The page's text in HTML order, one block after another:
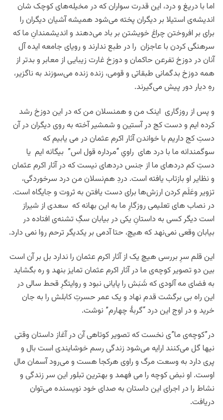
اما با دریغ و درد، این قدرت سواران که در مخیله‌های کوچک شان
اندیشه‌ی استیلا بر دیگران پخته می‌شود همیشه آشیان دیگران را
برای بر افروختن چراغ خویشتن بر باد می‌دهند و اندیشمندانِ ما که
سرهنگی کردن با عاجزان را در طبع ندارند و رویای جامعه ایده آل
آنان در دوزخ تفرعن حاکمان و دوزخ غارت زیبایی از معابر و بدتر از
همه دوزخ بدگمانی طبقاتی و قومی، زنده زنده می‌سوزند به ناگزیر،
رهِ دیار دور پیش می‌گیرند.
و پس از روزگاری اینک من و همنسلان من که در این دوزخ رشد
کرده ایم و دست کج در آستین و شمشیر آخته به روی دیگران در آن
دستِ کج داریم با خواندن آثار اکرم عثمان در می یابیم که
سوگمندانه ما با درد های راویِ “مرداره قول اس” بیگانه ایم یا
دستِ کم درد‌های ما از جنس دردهای نیست که در آثار اکرم عثمان
و نظایر او بازتاب یافته است. دردِ هم‌نسلان من درد سرخوردگی،
تزویر وعَلَم کردن ارزش‌ها برای دست یافتن به ثروت و جایگاه است.
در نصاب های تعلیمی روزگارِ ما به این بهانه که سعدی از شیراز
است دیگر کسی به داستانِ یکی در بیابان سگِ تشنه‌ی افتاده در
بیابان وقعی نمی‌نهد که هیچ، حتا آدمی بر یکدیگر ترحم روا نمی دارد.
این قلم سرِ بررسی هیچ یک از آثار اکرم عثمان را ندارد بل بر آن است
بین دو تصویر کوچه‌ی ما در آثار اکرم عثمان تمایز بنهد و ره بگشاید
به فضای مه آلودی که شَبَش را پایانی نبود و روایتگرِ قحط سالی در
این راه بی برگشت قدم نهاد و یک عمر حسرتِ کابلش را به جان
خرید و در اوج این درد “گربۀ چهارم” نوشت.
در”کوچه‌ی ما”ی نخست که تصویر کوتاهی آن در آغاز داستان وقتی
نیها گل می‌کنند ارایه می‌شود زندگی رسم خوشایندی است بال و
پری دارد به وسعت مرگ و راوی هرکجا هست و می‌رود آسمان مال
اوست. او نبض کوچه را می فهمد و بهترین تبلور این سر زندگی و
نشاط را در اجرای این داستان به صدای خود نویسنده می‌توان
دریافت.